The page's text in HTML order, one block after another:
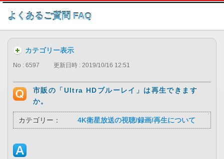
このページの本文へ
よくあるご質問 FAQ
カテゴリー表示
No : 6597 更新日時 : 2019/10/16 12:51
市販の「Ultra HDブルーレイ」は再生できます
か。
カテゴリー： 4K衛星放送の視聴/録画/再生について